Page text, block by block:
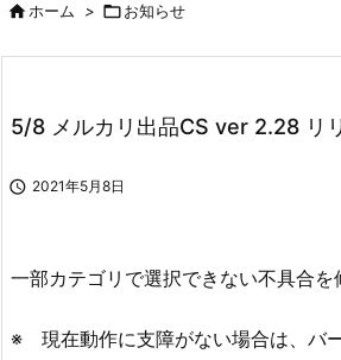
ホーム > お知らせ
5/8 メルカリ出品CS ver 2.28 リ
 2021年5月8日
一部カテゴリで選択できない不具合
※ 現在動作に支障がない場合は、バ